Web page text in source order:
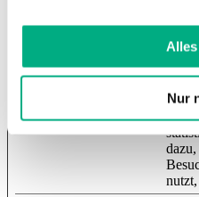
Weitere Informationen
Nur